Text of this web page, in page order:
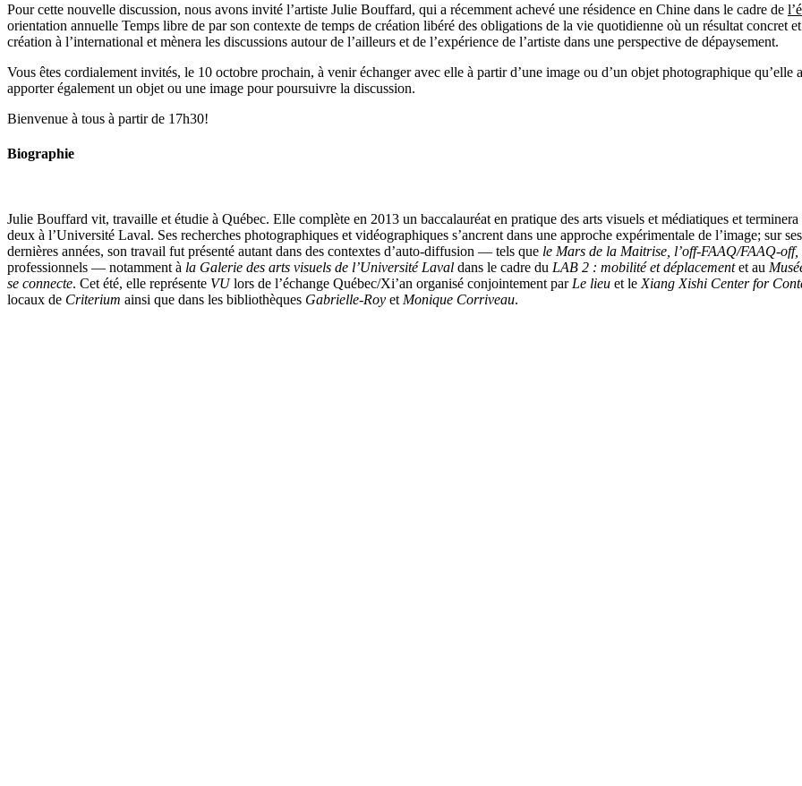
Pour cette nouvelle discussion, nous avons invité l’artiste Julie Bouffard, qui a récemment achevé une résidence en Chine dans le cadre de
orientation annuelle Temps libre de par son contexte de temps de création libéré des obligations de la vie quotidienne où un résultat concret
création à l’international et mènera les discussions autour de l’ailleurs et de l’expérience de l’artiste dans une perspective de dépaysement.
Vous êtes cordialement invités, le 10 octobre prochain, à venir échanger avec elle à partir d’une image ou d’un objet photographique
apporter également un objet ou une image pour poursuivre la discussion.
Bienvenue à tous à partir de 17h30!
Biographie
Julie Bouffard vit, travaille et étudie à Québec. Elle complète en 2013 un baccalauréat en pratique des arts visuels et médiatiques et
deux à l’Université Laval. Ses recherches photographiques et vidéographiques s’ancrent dans une approche expérimentale de l’image; sur
dernières années, son travail fut présenté autant dans des contextes d’auto-diffusion — tels que le Mars de la Maitrise, l’off-FAAQ/FAAQ-
professionnels — notamment à la Galerie des arts visuels de l’Université Laval dans le cadre du LAB 2 : mobilité et déplacementet au
se connecte. Cet été, elle représente VUlors de l’échange Québec/Xi’an organisé conjointement par Le lieu et le Xiang Xishi Center for
locaux de Criterium ainsi que dans les bibliothèques Gabrielle-Roy et Monique Corriveau.